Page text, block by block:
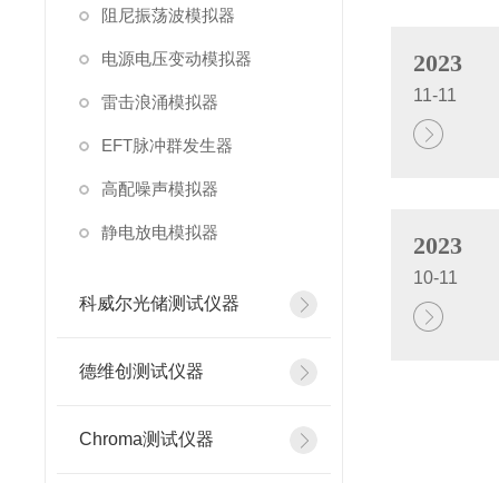
阻尼振荡波模拟器
电源电压变动模拟器
雷击浪涌模拟器
EFT脉冲群发生器
高配噪声模拟器
静电放电模拟器
科威尔光储测试仪器
德维创测试仪器
Chroma测试仪器
2023
11-11
2023
10-11